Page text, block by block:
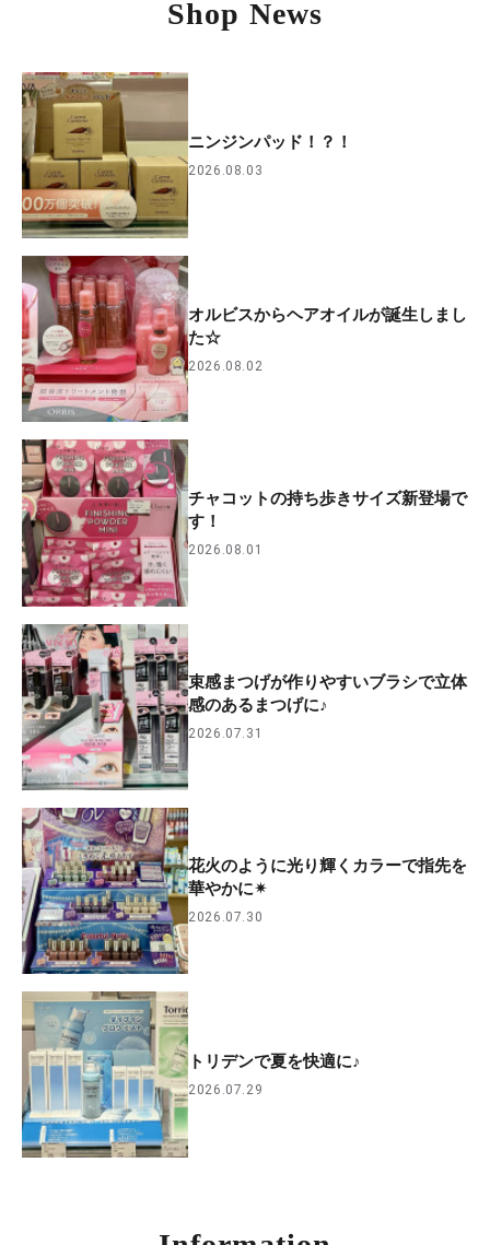
Shop News
ニンジンパッド！？！
2026.08.03
オルビスからヘアオイルが誕生しまし
た☆
2026.08.02
チャコットの持ち歩きサイズ新登場で
す！
2026.08.01
束感まつげが作りやすいブラシで立体
感のあるまつげに♪
2026.07.31
花火のように光り輝くカラーで指先を
華やかに✴︎
2026.07.30
トリデンで夏を快適に♪
2026.07.29